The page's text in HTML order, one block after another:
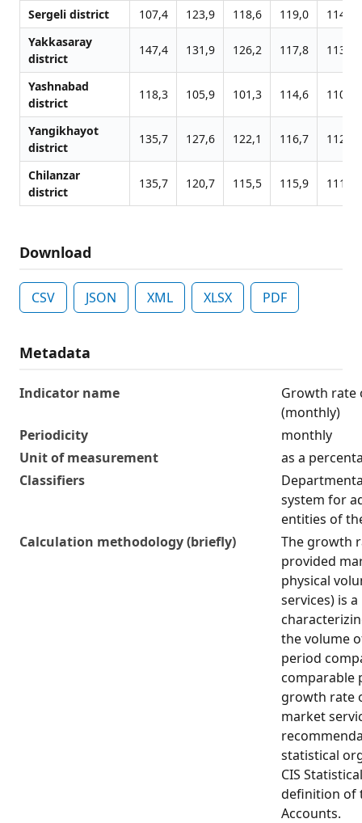
Sergeli district
107,4 123,9 118,6 119,0
114,5
Yakkasaray
district
147,4 131,9 126,2 117,8 113,4
Yashnabad
district
118,3 105,9 101,3 114,6 110,3
Yangikhayot
district
135,7 127,6 122,1 116,7 112,3
Chilanzar
district
135,7 120,7 115,5 115,9 111,6
Download
CSV JSON XML XLSX PDF
Metadata
Indicator name
Growth rate
(monthly)
Periodicity
monthly
Unit of measurement
as a
Classifiers
system for
entities of
Calculation methodology (briefly)
The growth
provided
physical
services) is
the volume
period
comparable
growth rate
market
statistical
CIS
definition of
Accounts.